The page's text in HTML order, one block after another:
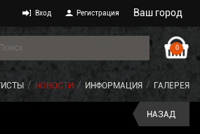
0
НОВОСТИ ИНФОРМАЦИЯ ГАЛЕРЕЯ
Вход Регистрация Ваш город
НАЗАД